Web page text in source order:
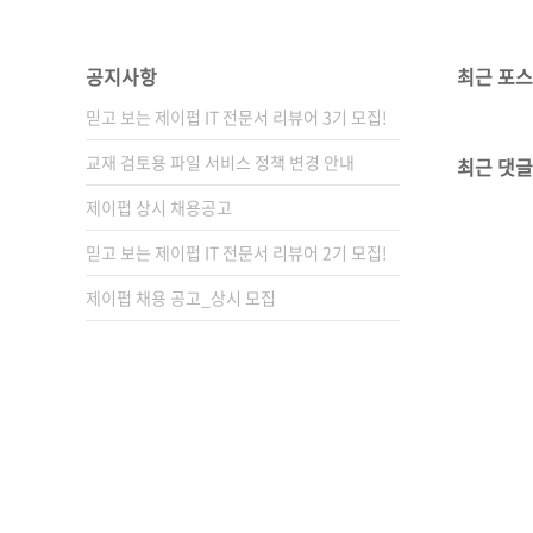
공지사항
믿고 보는 제이펍 IT 전문서 리뷰어 3기 모집!
교재 검토용 파일 서비스 정책 변경 안내
제이펍 상시 채용공고
믿고 보는 제이펍 IT 전문서 리뷰어 2기 모집!
제이펍 채용 공고_상시 모집
최근 포
최근 댓글